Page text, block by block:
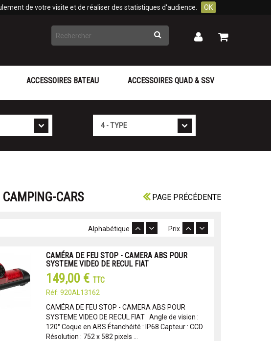
de votre visite et de réaliser des statistiques d'audience. OK
Rechercher Mon
Mon
ACCESSOIRES BATEAU ACCESSOIRES QUAD & SSV
PAGE PRÉCÉDENTE
CARS
Prix
Alphabétique
CAMÉRA DE FEU STOP - CAMERA ABS POUR
SYSTEME VIDEO DE RECUL FIAT
149,00 € TTC
Réf: 920AL13162
CAMÉRA DE FEU STOP - CAMERA ABS POUR
SYSTEME VIDEO DE RECUL FIAT Angle de vision :
120° Coque en ABS Étanchéité : IP68 Capteur : CCD
Résolution : 752 x 582 pixels ...